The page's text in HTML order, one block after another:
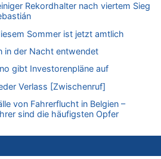
Sommer ist jetzt amtlich
in NRW so niedrig wie noch nie
Carine zu
Carine zu
Der Patriot zu
Der Patriot zu
in NRW so niedrig wie noch nie
Rekordhalter nach viertem Sieg
Sommer ist jetzt amtlich
in der Nacht entwendet
gibt Investorenpläne auf
Verlass [Zwischenruf]
von Fahrerflucht in Belgien –
sind die häufigsten Opfer